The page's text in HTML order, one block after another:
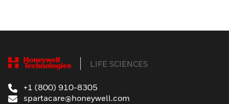
LIFE SCIENCES
+1 (800) 910-8305
spartacare@honeywell.com